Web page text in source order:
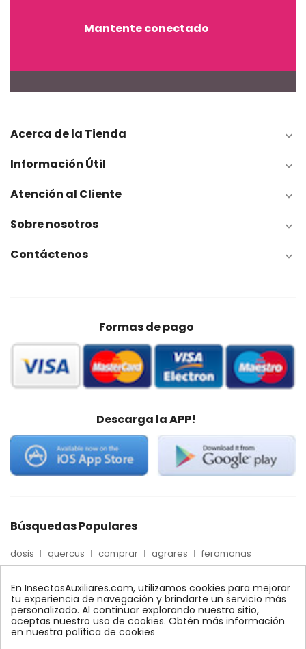
Mantente conectado
Acerca de la Tienda 
Información Útil 
Atención al Cliente 
Sobre nosotros 
Contáctenos 
Formas de pago
Descarga la APP!
Búsquedas Populares
dosis quercus comprar agrares
feromonas
trips
mosca blanca precio palmera
quelato
Econex
control amblyseius araña roja
max
nido encinas alcornoques
conector
xilemax
foresta monitoreo ynject
fertinyect
bioline
robles conectores
ecologico
control biologico
En InsectosAuxiliares.com, utilizamos cookies para mejorar
tu experiencia de navegación y brindarte un servicio más
personalizado. Al continuar explorando nuestro sitio,
aceptas nuestro uso de cookies. Obtén más información
en nuestra política de cookies